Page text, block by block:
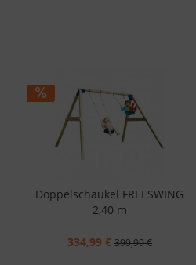
Doppelschaukel FREESWING
2,40 m
334,99 € 399,99 €